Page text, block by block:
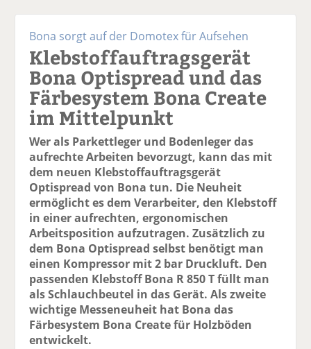
Bona sorgt auf der Domotex für Aufsehen
Klebstoffauftragsgerät
Bona Optispread und das
Färbesystem Bona Create
im Mittelpunkt
Wer als Parkettleger und Bodenleger das
aufrechte Arbeiten bevorzugt, kann das mit
dem neuen Klebstoffauftragsgerät
Optispread von Bona tun. Die Neuheit
ermöglicht es dem Verarbeiter, den Klebstoff
in einer aufrechten, ergonomischen
Arbeitsposition aufzutragen. Zusätzlich zu
dem Bona Optispread selbst benötigt man
einen Kompressor mit 2 bar Druckluft. Den
passenden Klebstoff Bona R 850 T füllt man
als Schlauchbeutel in das Gerät. Als zweite
wichtige Messeneuheit hat Bona das
Färbesystem Bona Create für Holzböden
entwickelt.